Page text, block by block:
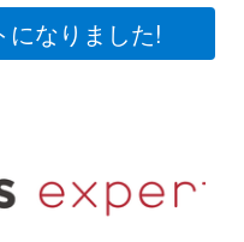
になりました!